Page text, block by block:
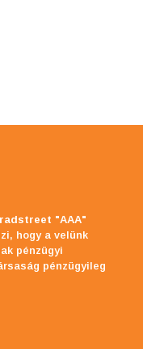
"AAA"
hogy a velünk
pénzügyi
pénzügyileg